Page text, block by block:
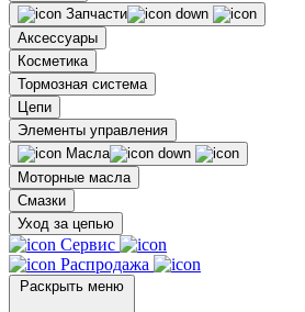
Запчасти
Аксессуары
Косметика
Тормозная система
Цепи
Элементы управления
Масла
Моторные масла
Смазки
Уход за цепью
Сервис
Распродажа